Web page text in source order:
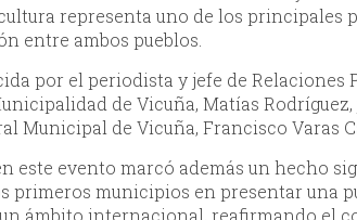
representa uno de los principales
entre ambos pueblos.
por el periodista y jefe de Relaciones
de Vicuña, Matías
Municipal de Vicuña, Francisco Varas
este evento marcó además un hecho
primeros municipios en presentar una
ámbito internacional, reafirmando el